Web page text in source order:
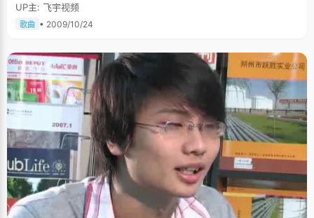
UP主: 飞宇视频
歌曲 • 2009/10/24